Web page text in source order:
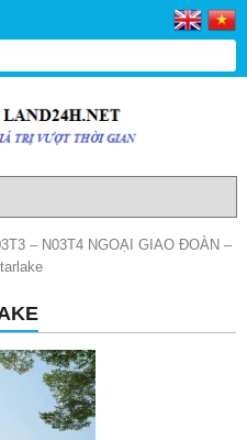
– N03T4 NGOẠI GIAO ĐOÀN –